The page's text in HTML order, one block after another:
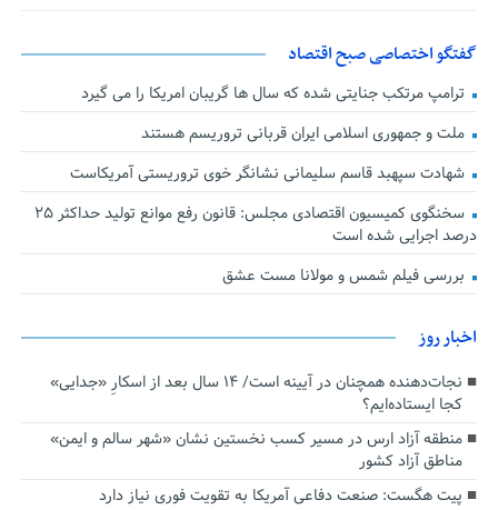
گفتگو اختصاصی صبح اقتصاد
ترامپ مرتکب جنایتی شده که سال ها گریبان امریکا را می گیرد
ملت و جمهوری اسلامی ایران قربانی تروریسم هستند
شهادت سپهبد قاسم سلیمانی نشانگر خوی تروریستی آمریکاست
سخنگوی کمیسیون اقتصادی مجلس: قانون رفع موانع تولید حداکثر ۲۵
درصد اجرایی شده است
بررسی فیلم شمس و مولانا مست عشق
اخبار روز
نجات‌دهنده‌ همچنان در آیینه است/ ۱۴ سال بعد از اسکارِ «جدایی»
کجا ایستاده‌ایم؟
منطقه آزاد ارس در مسیر کسب نخستین نشان «شهر سالم و ایمن»
مناطق آزاد کشور
پیت هگست: صنعت دفاعی آمریکا به تقویت فوری نیاز دارد